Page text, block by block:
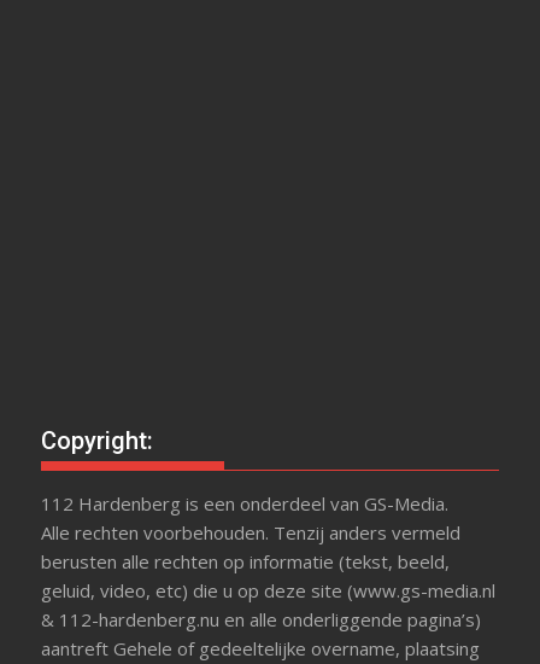
Copyright:
112 Hardenberg is een onderdeel van GS-Media.
Alle rechten voorbehouden. Tenzij anders vermeld
berusten alle rechten op informatie (tekst, beeld,
geluid, video, etc) die u op deze site (www.gs-media.nl
& 112-hardenberg.nu en alle onderliggende pagina’s)
aantreft Gehele of gedeeltelijke overname, plaatsing